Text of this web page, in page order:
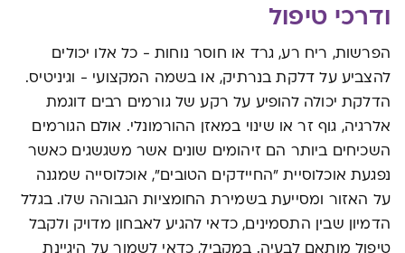
ודרכי טיפול
הפרשות, ריח רע, גרד או חוסר נוחות - כל אלו יכולים
להצביע על דלקת בנרתיק, או בשמה המקצועי - וגיניטיס.
הדלקת יכולה להופיע על רקע של גורמים רבים דוגמת
אלרגיה, גוף זר או שינוי במאזן ההורמונלי. אולם הגורמים
השכיחים ביותר הם זיהומים שונים אשר משגשגים כאשר
נפגעת אוכלוסיית "החיידקים הטובים", אוכלוסייה שמגנה
על האזור ומסייעת בשמירת החומציות הגבוהה שלו. בגלל
הדמיון שבין התסמינים, כדאי להגיע לאבחון מדויק ולקבל
טיפול מותאם לבעיה. במקביל, כדאי לשמור על היגיינת